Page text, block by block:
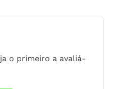
o primeiro a avaliá-